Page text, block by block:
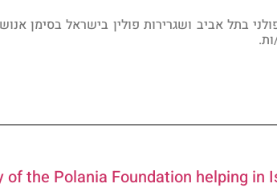
בתל אביב ושגרירות פולין בישראל בסימן
of the Polania Foundation helping in